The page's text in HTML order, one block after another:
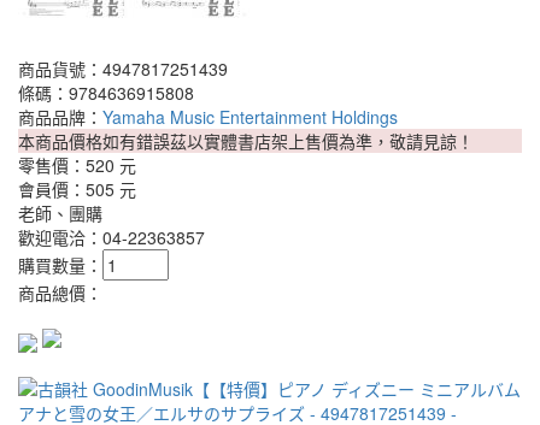
商品貨號：4947817251439
條碼：9784636915808
商品品牌： Yamaha Music Entertainment Holdings
本商品價格如有錯誤茲以實體書店架上售價為準，敬請見諒！
零售價： 520 元
會員價： 505 元
老師、團購
歡迎電洽：04-22363857
購買數量：
商品總價：